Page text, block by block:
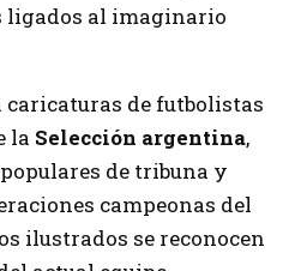
ligados al imaginario
caricaturas de futbolistas
la Selección argentina,
de tribuna y
campeonas del
ilustrados se reconocen